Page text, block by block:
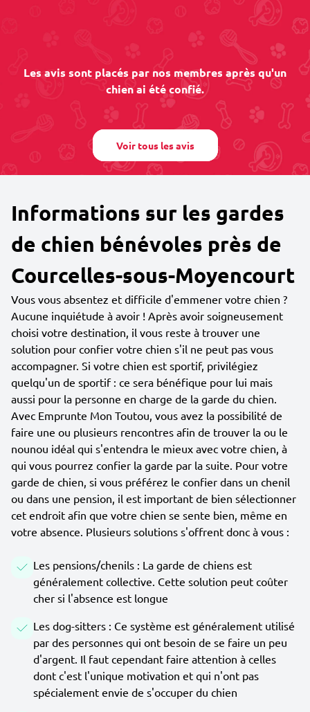
Les avis sont placés par nos membres après qu'un
chien ai été confié.
Voir tous les avis
Informations sur les gardes
de chien bénévoles près de
Courcelles-sous-Moyencourt
Vous vous absentez et difficile d'emmener votre chien ?
Aucune inquiétude à avoir ! Après avoir soigneusement
choisi votre destination, il vous reste à trouver une
solution pour confier votre chien s'il ne peut pas vous
accompagner. Si votre chien est sportif, privilégiez
quelqu'un de sportif : ce sera bénéfique pour lui mais
aussi pour la personne en charge de la garde du chien.
Avec Emprunte Mon Toutou, vous avez la possibilité de
faire une ou plusieurs rencontres afin de trouver la ou le
nounou idéal qui s'entendra le mieux avec votre chien, à
qui vous pourrez confier la garde par la suite. Pour votre
garde de chien, si vous préférez le confier dans un chenil
ou dans une pension, il est important de bien sélectionner
cet endroit afin que votre chien se sente bien, même en
votre absence. Plusieurs solutions s'offrent donc à vous :
Les pensions/chenils : La garde de chiens est
généralement collective. Cette solution peut coûter
cher si l'absence est longue
Les dog-sitters : Ce système est généralement utilisé
par des personnes qui ont besoin de se faire un peu
d'argent. Il faut cependant faire attention à celles
dont c'est l'unique motivation et qui n'ont pas
spécialement envie de s'occuper du chien